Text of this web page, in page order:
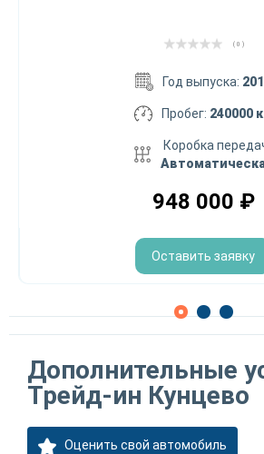
( 0 )
Год выпуска:
Пробег: 240000
Коробка
948 000 ₽
Оставить заявку
Дополнительные
Трейд-ин Кунцево
Оценить свой автомобиль